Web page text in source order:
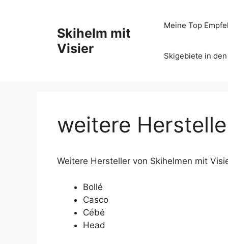
Skihelm mit
Visier
Meine Top
Skigebiete in
weitere
Weitere Hersteller von Skihelmen mit
Bollé
Casco
Cébé
Head